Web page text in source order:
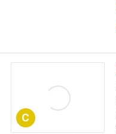
C